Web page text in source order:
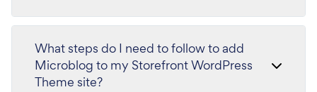
What steps do I need to follow to add
Microblog to my Storefront WordPress
Theme site?